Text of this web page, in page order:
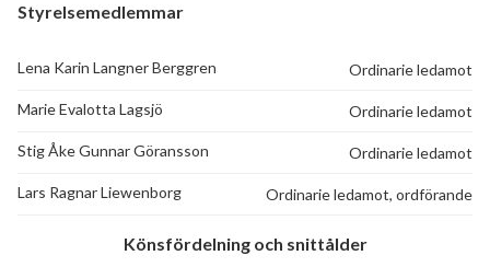
Styrelsemedlemmar
Lena Karin Langner Berggren Ordinarie ledamot
Marie Evalotta Lagsjö Ordinarie ledamot
Stig Åke Gunnar Göransson Ordinarie ledamot
Lars Ragnar Liewenborg Ordinarie ledamot, ordförande
Könsfördelning och snittålder